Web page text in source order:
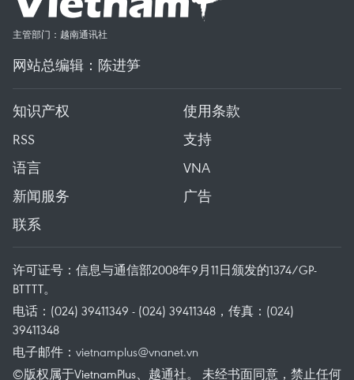
主管部门：越南通讯社
网站总编辑：陈进笋
知识产权
使用条款
RSS
支持
语言
VNA
新闻服务
广告
联系
许可证号：信息与通信部2008年9月11日颁发的1374/GP-
BTTTT。
电话：(024) 39411349 - (024) 39411348，传真：(024)
39411348
电子邮件： vietnamplus@vnanet.vn
©版权属于VietnamPlus、越通社。 未经书面同意，禁止任何